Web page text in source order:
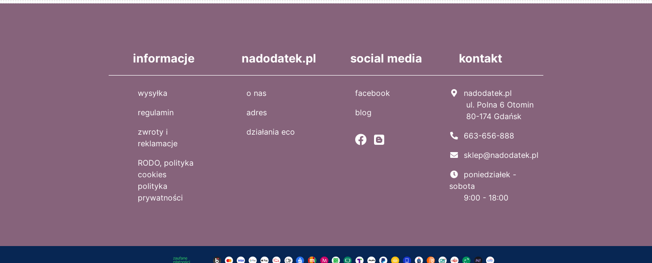
informacje
wysyłka
regulamin
zwroty i
reklamacje
RODO, polityka
cookies
polityka
prywatności
nadodatek.pl
o nas
adres
działania eco
social media
facebook
blog
kontakt
nadodatek.pl
ul. Polna 6 Otomin
80-174 Gdańsk
663-656-888
sklep@nadodatek.pl
poniedziałek -
sobota
9:00 - 18:00